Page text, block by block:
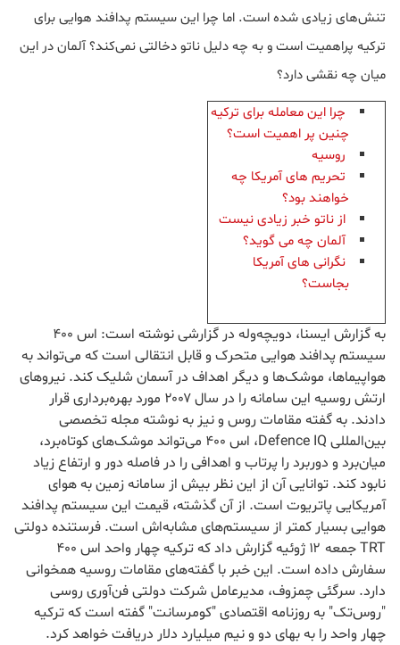
تنش‌های زیادی شده است. اما چرا این سیستم پدافند هوایی برای
ترکیه پراهمیت است و به چه دلیل ناتو دخالتی نمی‌کند؟ آلمان در این
میان چه نقشی دارد؟
چرا این معامله برای ترکیه
چنین پر اهمیت است؟
روسیه
تحریم های آمریکا چه
خواهند بود؟
از ناتو خبر زیادی نیست
آلمان چه می گوید؟
نگرانی های آمریکا
بجاست؟
به گزارش ایسنا، دویچه‌وله در گزارشی نوشته است: اس ۴۰۰
سیستم پدافند هوایی متحرک و قابل انتقالی است که می‌تواند به
هواپیماها، موشک‌ها و دیگر اهداف در آسمان شلیک کند. نیروهای
ارتش روسیه این سامانه را در سال ۲۰۰۷ مورد بهره‌برداری قرار
دادند. به گفته مقامات روس و نیز به نوشته مجله تخصصی
بین‌المللی Defence IQ، اس ۴۰۰ می‌تواند موشک‌های کوتاه‌برد،
میان‌برد و دوربرد را پرتاب و اهدافی را در فاصله دور و ارتفاع زیاد
نابود کند. توانایی آن از این نظر بیش از سامانه زمین به هوای
آمریکایی پاتریوت است. از آن گذشته، قیمت این سیستم پدافند
هوایی بسیار کمتر از سیستم‌های مشابه‌اش است. فرستنده دولتی
TRT جمعه ۱۲ ژوئیه گزارش داد که ترکیه چهار واحد اس ۴۰۰
سفارش داده است. این خبر با گفته‌های مقامات روسیه همخوانی
دارد. سرگئی چمزوف، مدیرعامل شرکت دولتی فن‌آوری روسی
"روس‌تک" به روزنامه اقتصادی "کومرسانت" گفته است که ترکیه
چهار واحد را به بهای دو و نیم میلیارد دلار دریافت خواهد کرد.